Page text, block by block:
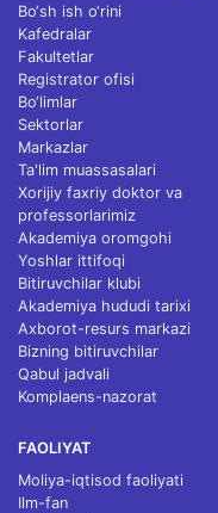
Bo‘sh ish o‘rini
Kafedralar
Fakultetlar
Registrator ofisi
Bo‘limlar
Sektorlar
Markazlar
Ta'lim muassasalari
Xorijiy faxriy doktor va
professorlarimiz
Akademiya oromgohi
Yoshlar ittifoqi
Bitiruvchilar klubi
Akademiya hududi tarixi
Axborot-resurs markazi
Bizning bitiruvchilar
Qabul jadvali
Komplaens-nazorat
FAOLIYAT
Moliya-iqtisod faoliyati
Ilm-fan